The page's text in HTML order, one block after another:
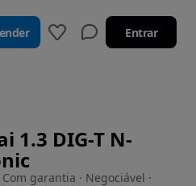
Entrar
1.3 DIG-T N-
Com garantia · Negociável ·